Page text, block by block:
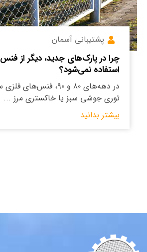
پشتیبانی آسمان
چرا در پارک‌های جدید، دیگر از
استفاده نمی‌شود؟
در دهه‌های ۸۰ و ۹۰،
توری جوشی سبز یا خاکستری مرز ...
بیشتر بدانید